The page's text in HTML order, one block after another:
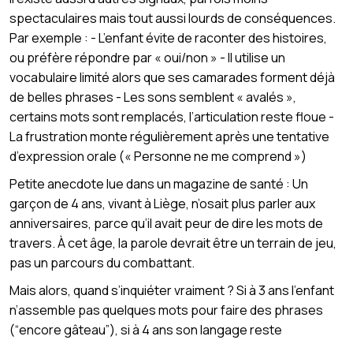
spectaculaires mais tout aussi lourds de conséquences.
Par exemple : - L’enfant évite de raconter des histoires,
ou préfère répondre par « oui/non » - Il utilise un
vocabulaire limité alors que ses camarades forment déjà
de belles phrases - Les sons semblent « avalés »,
certains mots sont remplacés, l’articulation reste floue -
La frustration monte régulièrement après une tentative
d’expression orale (« Personne ne me comprend »)
Petite anecdote lue dans un magazine de santé : Un
garçon de 4 ans, vivant à Liège, n’osait plus parler aux
anniversaires, parce qu’il avait peur de dire les mots de
travers. À cet âge, la parole devrait être un terrain de jeu,
pas un parcours du combattant.
Mais alors, quand s’inquiéter vraiment ? Si à 3 ans l’enfant
n’assemble pas quelques mots pour faire des phrases
(“encore gâteau”), si à 4 ans son langage reste